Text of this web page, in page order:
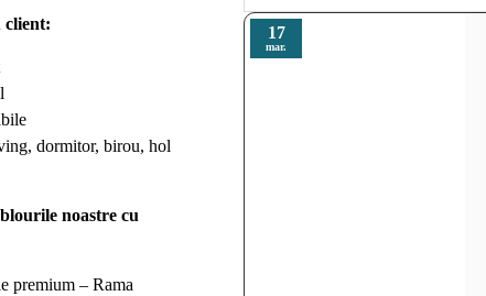
client:
dormitor, birou, hol
noastre cu
premium – Rama
17
mar.